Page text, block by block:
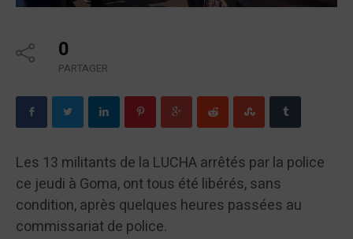
0
PARTAGER
Les 13 militants de la LUCHA arrêtés par la police
ce jeudi à Goma, ont tous été libérés, sans
condition, après quelques heures passées au
commissariat de police.